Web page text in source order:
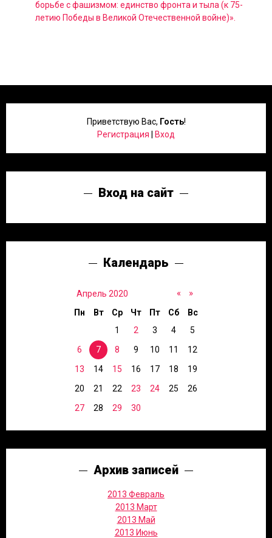
борьбе с фашизмом: единство фронта и тыла (к 75-
летию Победы в Великой Отечественной войне)».
Приветствую Вас, Гость!
Регистрация
Вход
Вход на сайт
Календарь
«
Апрель 2020 »
Пн Вт Ср Чт Пт Сб
Вс
1
2 3 4
5
6
7 8 9 10 11
12
13
14 15 16 17 18
19
20
21 22 23 24 25
26
27
28 29 30
Архив записей
2013 Февраль
2013 Март
2013 Май
2013 Июнь